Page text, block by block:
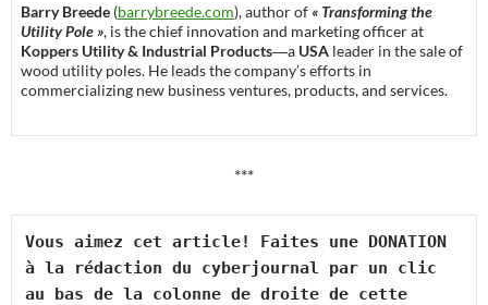
Barry Breede (barrybreede.com), author of « Transforming the
Utility Pole », is the chief innovation and marketing officer at
Koppers Utility & Industrial Products―a USA leader in the sale of
wood utility poles. He leads the company’s efforts in
commercializing new business ventures, products, and services.
***
Vous aimez cet article! Faites une DONATION
à la rédaction du cyberjournal par un clic
au bas de la colonne de droite de cette